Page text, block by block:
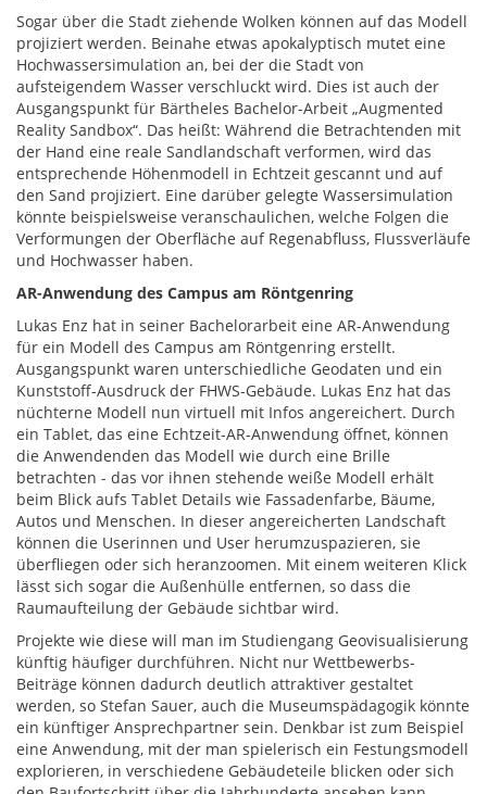
Sogar über die Stadt ziehende Wolken können auf das Modell
projiziert werden. Beinahe etwas apokalyptisch mutet eine
Hochwassersimulation an, bei der die Stadt von
aufsteigendem Wasser verschluckt wird. Dies ist auch der
Ausgangspunkt für Bärtheles Bachelor-Arbeit „Augmented
Reality Sandbox“. Das heißt: Während die Betrachtenden mit
der Hand eine reale Sandlandschaft verformen, wird das
entsprechende Höhenmodell in Echtzeit gescannt und auf
den Sand projiziert. Eine darüber gelegte Wassersimulation
könnte beispielsweise veranschaulichen, welche Folgen die
Verformungen der Oberfläche auf Regenabfluss, Flussverläufe
und Hochwasser haben.
AR-Anwendung des Campus am Röntgenring
Lukas Enz hat in seiner Bachelorarbeit eine AR-Anwendung
für ein Modell des Campus am Röntgenring erstellt.
Ausgangspunkt waren unterschiedliche Geodaten und ein
Kunststoff-Ausdruck der FHWS-Gebäude. Lukas Enz hat das
nüchterne Modell nun virtuell mit Infos angereichert. Durch
ein Tablet, das eine Echtzeit-AR-Anwendung öffnet, können
die Anwendenden das Modell wie durch eine Brille
betrachten - das vor ihnen stehende weiße Modell erhält
beim Blick aufs Tablet Details wie Fassadenfarbe, Bäume,
Autos und Menschen. In dieser angereicherten Landschaft
können die Userinnen und User herumzuspazieren, sie
überfliegen oder sich heranzoomen. Mit einem weiteren Klick
lässt sich sogar die Außenhülle entfernen, so dass die
Raumaufteilung der Gebäude sichtbar wird.
Projekte wie diese will man im Studiengang Geovisualisierung
künftig häufiger durchführen. Nicht nur Wettbewerbs-
Beiträge können dadurch deutlich attraktiver gestaltet
werden, so Stefan Sauer, auch die Museumspädagogik könnte
ein künftiger Ansprechpartner sein. Denkbar ist zum Beispiel
eine Anwendung, mit der man spielerisch ein Festungsmodell
explorieren, in verschiedene Gebäudeteile blicken oder sich